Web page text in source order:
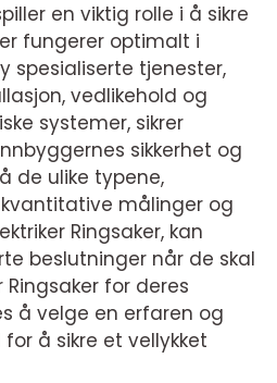
en viktig rolle i å sikre
fungerer optimalt i
spesialiserte tjenester,
vedlikehold og
systemer, sikrer
sikkerhet og
de ulike typene,
målinger og
Ringsaker, kan
beslutninger når de skal
for deres
å velge en erfaren og
å sikre et vellykket